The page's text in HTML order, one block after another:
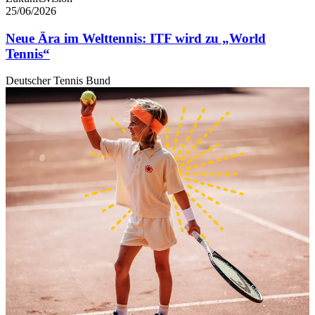
25/06/2026
Neue Ära im Welttennis: ITF wird zu „World
Tennis“
Deutscher Tennis Bund